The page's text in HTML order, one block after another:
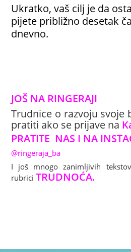
Ukratko, vaš cilj je da
pijete približno desetak
dnevno.
JOŠ NA RINGERAJI
Trudnice o razvoju svoje
pratiti ako se prijave na
PRATITE NAS I NA
@ringeraja_ba
I još mnogo zanimljivih
rubriciTRUDNOĆA.